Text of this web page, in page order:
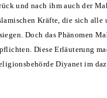
und nach ihm auch der
Kräfte, die sich alle
Doch das Phänomen
Diese Erläuterung
Diyanet im